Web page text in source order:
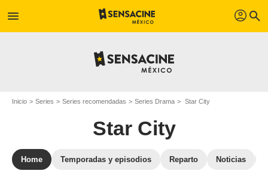
menu profil search
Inicio Series Series recomendadas Series Drama Star City
Star City
Home Temporadas y episodios Reparto Noticias